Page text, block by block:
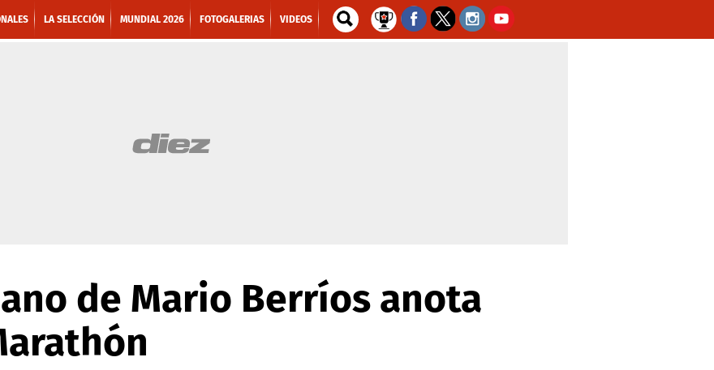
LA SELECCIÓN MUNDIAL 2026 FOTOGALERIAS VIDEOS
de Mario Berríos anota